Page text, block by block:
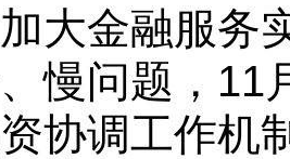
大金融服务
慢问题，11
协调工作机